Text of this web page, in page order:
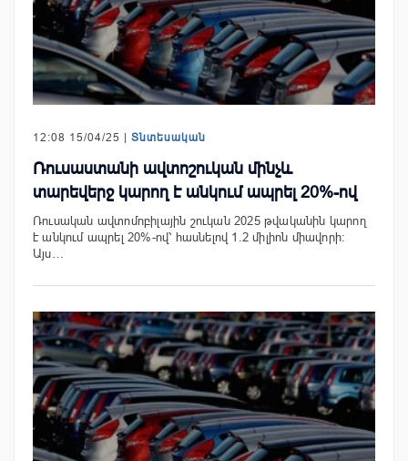
12:08 15/04/25 | Տնտեսական
Ռուսաստանի ավտոշուկան մինչև
տարեվերջ կարող է անկում ապրել 20%-ով
Ռուսական ավտոմոբիլային շուկան 2025 թվականին կարող
է անկում ապրել 20%-ով՝ հասնելով 1.2 միլիոն միավորի:
Այս…